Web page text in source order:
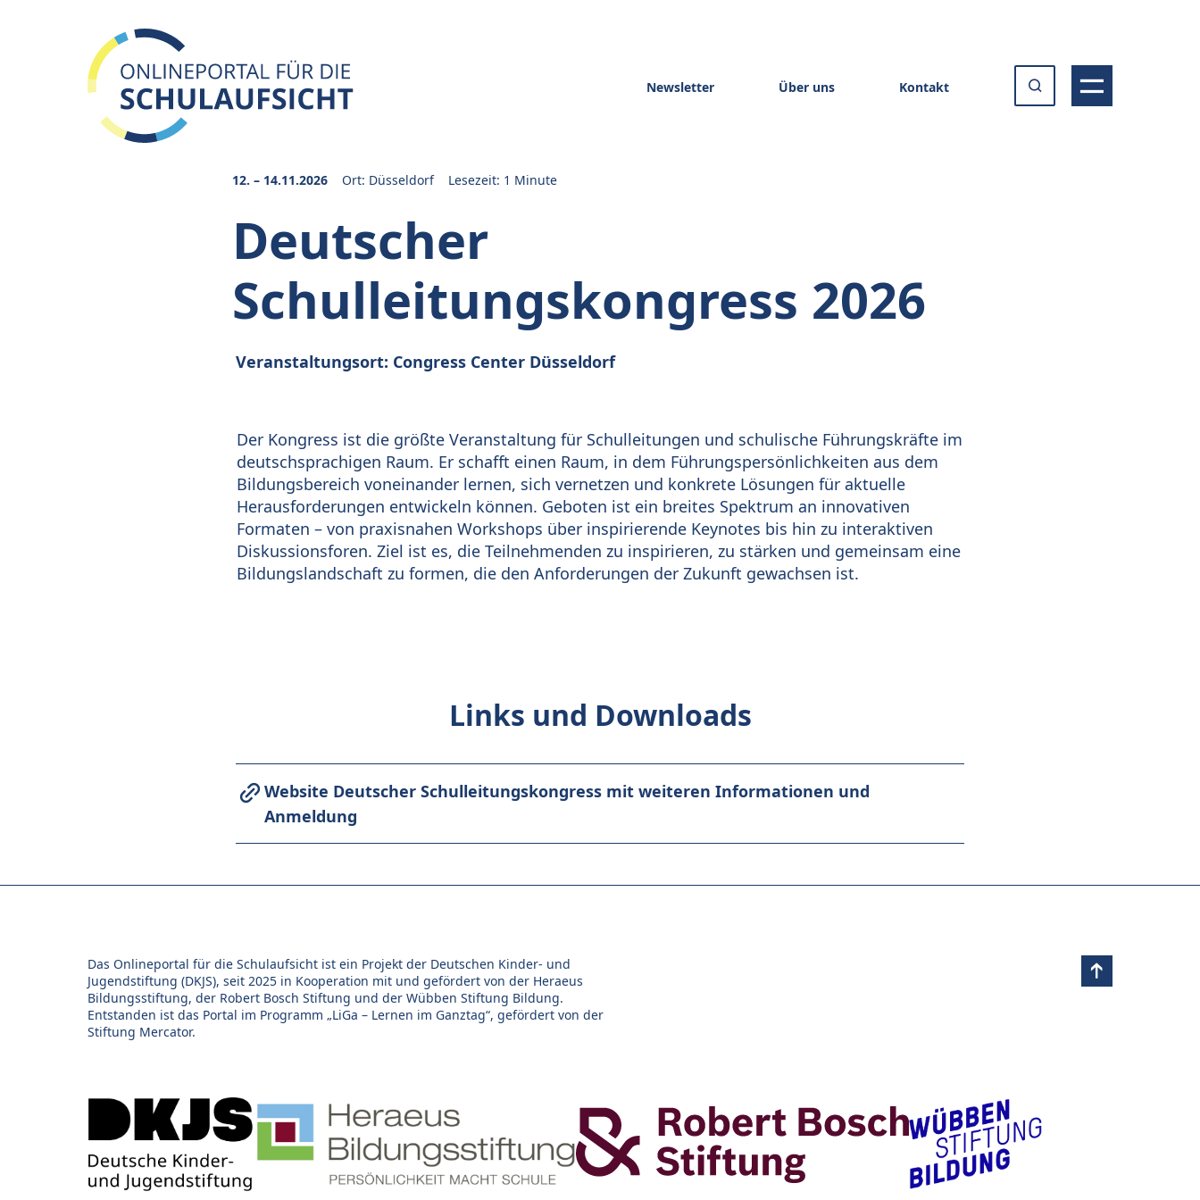
Newsletter Über uns Kontakt
12. – 14.11.2026 Ort: Düsseldorf Lesezeit: 1 Minute
Deutscher
Schulleitungskongress 2026
Veranstaltungsort: Congress Center Düsseldorf
Der Kongress ist die größte Veranstaltung für Schulleitungen und schulische Führungskräfte im
deutschsprachigen Raum. Er schafft einen Raum, in dem Führungspersönlichkeiten aus dem
Bildungsbereich voneinander lernen, sich vernetzen und konkrete Lösungen für aktuelle
Herausforderungen entwickeln können. Geboten ist ein breites Spektrum an innovativen
Formaten – von praxisnahen Workshops über inspirierende Keynotes bis hin zu interaktiven
Diskussionsforen. Ziel ist es, die Teilnehmenden zu inspirieren, zu stärken und gemeinsam eine
Bildungslandschaft zu formen, die den Anforderungen der Zukunft gewachsen ist.
Links und Downloads
Website Deutscher Schulleitungskongress mit weiteren Informationen und
Anmeldung
Das Onlineportal für die Schulaufsicht ist ein Projekt der Deutschen Kinder- und
Jugendstiftung (DKJS), seit 2025 in Kooperation mit und gefördert von der Heraeus
Bildungsstiftung, der Robert Bosch Stiftung und der Wübben Stiftung Bildung.
Entstanden ist das Portal im Programm „LiGa – Lernen im Ganztag“, gefördert von der
Stiftung Mercator.